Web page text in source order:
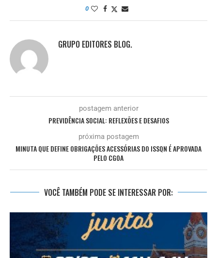
0
GRUPO EDITORES BLOG.
postagem anterior
PREVIDÊNCIA SOCIAL: REFLEXÕES E DESAFIOS
próxima postagem
MINUTA QUE DEFINE OBRIGAÇÕES ACESSÓRIAS DO ISSQN É APROVADA
PELO CGOA
VOCÊ TAMBÉM PODE SE INTERESSAR POR: